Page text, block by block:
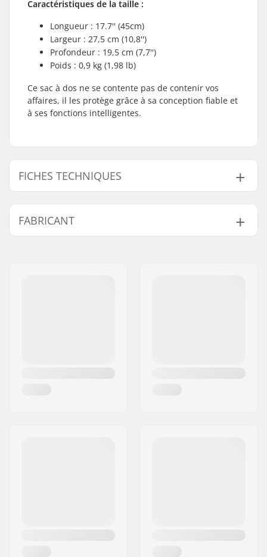
Caractéristiques de la taille :
Longueur : 17.7'' (45cm)
Largeur : 27,5 cm (10,8'')
Profondeur : 19,5 cm (7,7'')
Poids : 0,9 kg (1,98 lb)
Ce sac à dos ne se contente pas de contenir vos
affaires, il les protège grâce à sa conception fiable et
à ses fonctions intelligentes.
FICHES TECHNIQUES
Volume :
20 l
Poids:
Type :
Sac à dos
FABRICANT